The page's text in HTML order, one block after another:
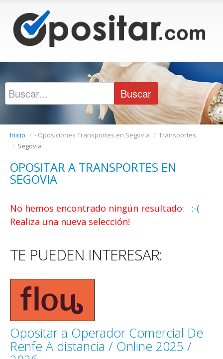
Inicio / - Oposiciones Transportes en Segovia / Transportes
/ Segovia
OPOSITAR A TRANSPORTES EN
SEGOVIA
No hemos encontrado ningún resultado: :-(
Realiza una nueva selección!
TE PUEDEN INTERESAR:
Opositar a Operador Comercial De
Renfe A distancia / Online 2025 /